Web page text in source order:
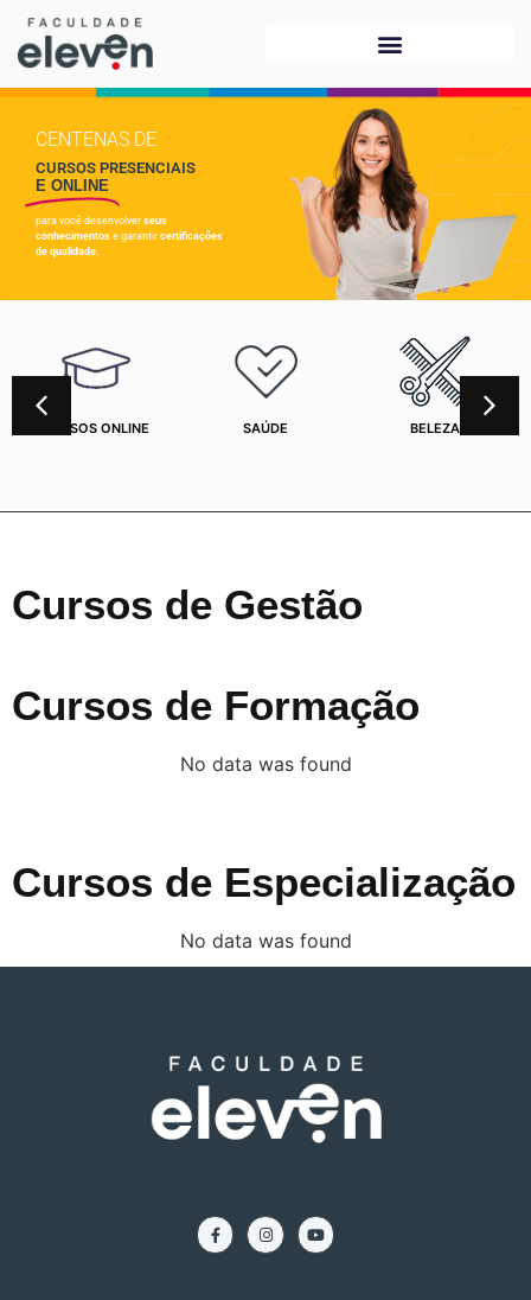
CENTENAS DE
CURSOS PRESENCIAIS
E ONLINE
para você desenvolver seus
conhecimentos e garantir certificações
de qualidade.
CURSOS ONLINE SAÚDE BELEZA
Cursos de Gestão
Cursos de Formação
No data was found
Cursos de Especialização
No data was found